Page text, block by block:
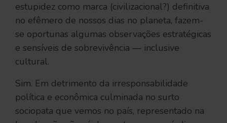
estupidez como marca (civilizacional?) definitiva
no efêmero de nossos dias no planeta, fazem-
se oportunas algumas observações estratégicas
e sensíveis de sobrevivência — inclusive
cultural.
Sim. Em detrimento da irresponsabilidade
política e econômica culminada no surto
sociopata que vemos no país, representado na